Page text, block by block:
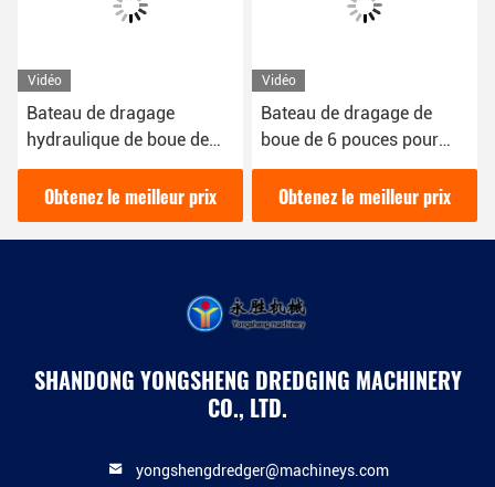
Vidéo
Bateau de dragage
hydraulique de boue de
200 Cbm/h de 16 kW de
couleur rouge utilisé pour
le dragage des rivières
Obtenez le meilleur prix
Vidéo
Bateau de dragage de
boue de 6 pouces pour
draguer la boue dans la
rivière 16kw dragueuse
hydraulique diesel
Obtenez le meilleur prix
SHANDONG YONGSHENG DREDGING MACHINERY
CO., LTD.
yongshengdredger@machineys.com